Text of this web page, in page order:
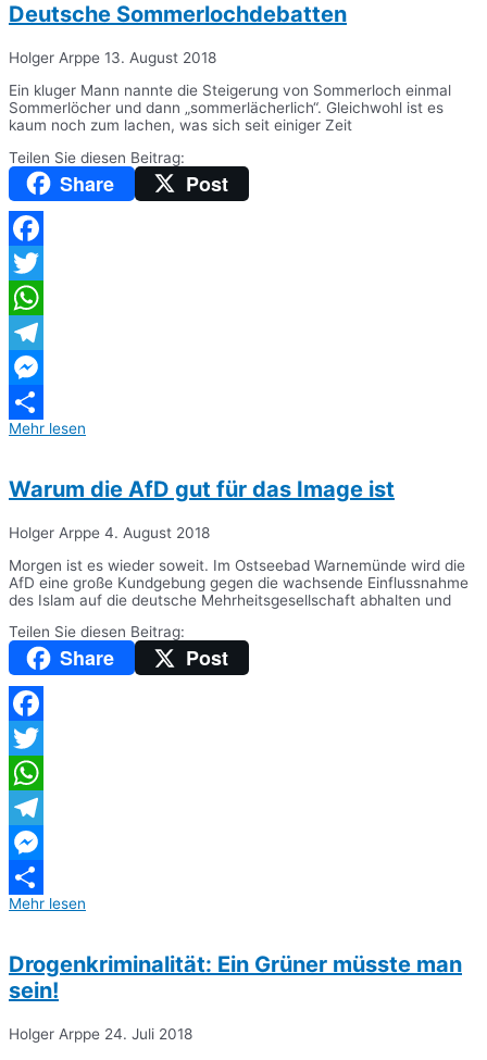
Deutsche Sommerlochdebatten
Holger Arppe 13. August 2018
Ein kluger Mann nannte die Steigerung von Sommerloch einmal
Sommerlöcher und dann „sommerlächerlich“. Gleichwohl ist es
kaum noch zum lachen, was sich seit einiger Zeit
Teilen Sie diesen Beitrag:
Share Post
Facebook
Twitter
WhatsApp
Telegram
Messenger
Teilen
Mehr lesen
Warum die AfD gut für das Image ist
Holger Arppe 4. August 2018
Morgen ist es wieder soweit. Im Ostseebad Warnemünde wird die
AfD eine große Kundgebung gegen die wachsende Einflussnahme
des Islam auf die deutsche Mehrheitsgesellschaft abhalten und
Teilen Sie diesen Beitrag:
Share Post
Facebook
Twitter
WhatsApp
Telegram
Messenger
Teilen
Mehr lesen
Drogenkriminalität: Ein Grüner müsste man
sein!
Holger Arppe 24. Juli 2018